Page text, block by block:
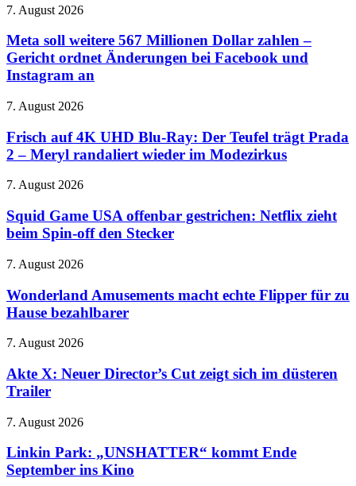
Amerika
fast
aus
Display
Meta
weitere
567
Millionen
Dollar
–
ordnet
Änderungen
Facebook
Instagram
an
7. August 2026
Meta soll weitere 567 Millionen Dollar zahlen –
Gericht ordnet Änderungen bei Facebook und
Instagram an
Frisch
4K
UHD
Blu-
Der
trägt
Prada
–
randaliert
wieder
im
7. August 2026
Frisch auf 4K UHD Blu-Ray: Der Teufel trägt Prada
2 – Meryl randaliert wieder im Modezirkus
Squid
USA
offenbar
gestrichen:
zieht
Spin-
off
Stecker
7. August 2026
Squid Game USA offenbar gestrichen: Netflix zieht
beim Spin-off den Stecker
Wonderland
macht
echte
Flipper
zu
bezahlbarer
7. August 2026
Wonderland Amusements macht echte Flipper für zu
Hause bezahlbarer
Akte
Neuer
Director’s
Cut
sich
düsteren
Trailer
7. August 2026
Akte X: Neuer Director’s Cut zeigt sich im düsteren
Trailer
Linkin
„UNSHATTER“
kommt
Ende
7. August 2026
Linkin Park: „UNSHATTER“ kommt Ende
September ins Kino